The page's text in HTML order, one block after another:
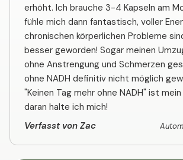
erhöht. Ich brauche 3-4 Kapseln am
fühle mich dann fantastisch, voller
chronischen körperlichen Probleme
besser geworden! Sogar meinen
ohne Anstrengung und Schmerzen
ohne NADH definitiv nicht möglich
"Keinen Tag mehr ohne NADH" ist
daran halte ich mich!
Verfasst von Zac